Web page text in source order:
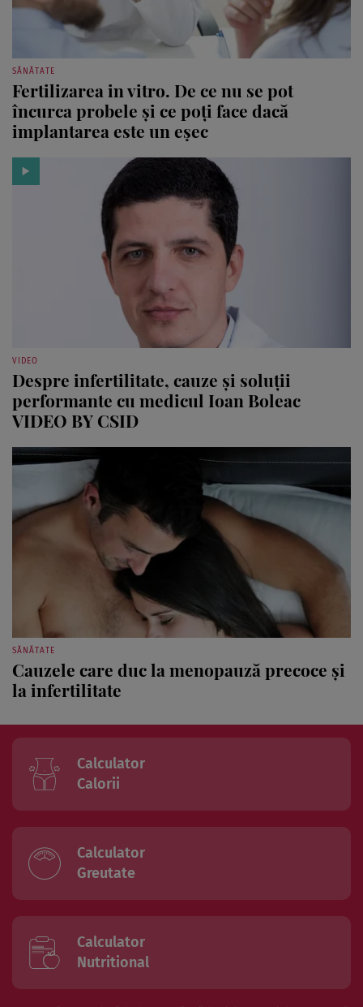
SĂNĂTATE
Fertilizarea in vitro. De ce nu se pot
încurca probele şi ce poţi face dacă
implantarea este un eşec
Despre infertilitate, cauze şi soluţii
performante cu medicul Ioan Boleac
VIDEO BY CSID
SĂNĂTATE
Cauzele care duc la menopauză precoce şi
la infertilitate
Calculator
*Pentru a căuta intr-o bază de date te rugăm să dai click pe numele bazei și apoi să